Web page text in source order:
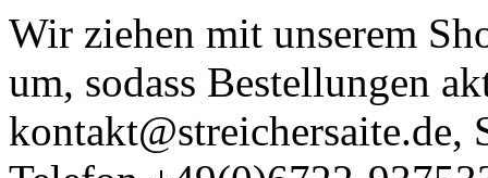
Wir ziehen mit unserem
um, sodass Bestellungen
kontakt@streichersaite.de,